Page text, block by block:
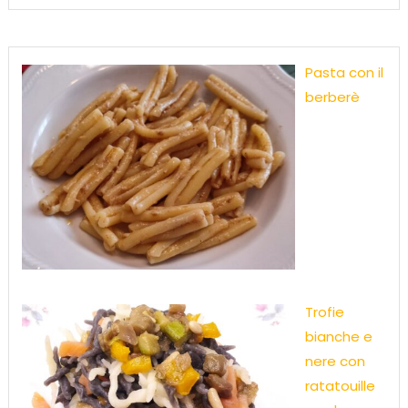
Pasta con il
berberè
Trofie
bianche e
nere con
ratatouille